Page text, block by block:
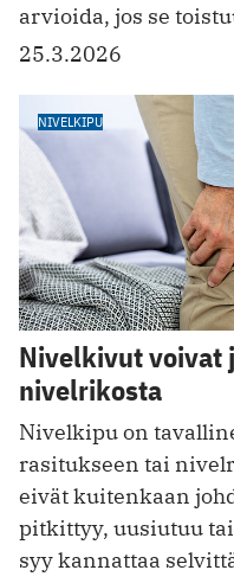
arvioida, jos se
25.3.2026
NIVELKIPU
Nivelkivut voivat
nivelrikosta
Nivelkipu on
rasitukseen tai
eivät kuitenkaan
pitkittyy, uusiutuu
syy kannattaa